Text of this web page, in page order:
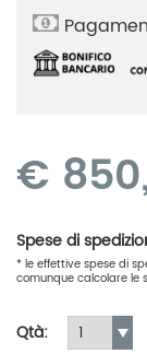
€
Spese di
* le effettive spese di
comunque calcolare le
Qtà: